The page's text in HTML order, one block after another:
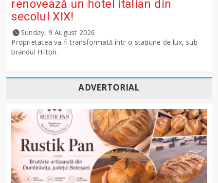
renovează un hotel italian din
secolul XIX!
Sunday, 9 August 2026
Proprietatea va fi transformată într-o stațiune de lux, sub
brandul Hilton.
ADVERTORIAL